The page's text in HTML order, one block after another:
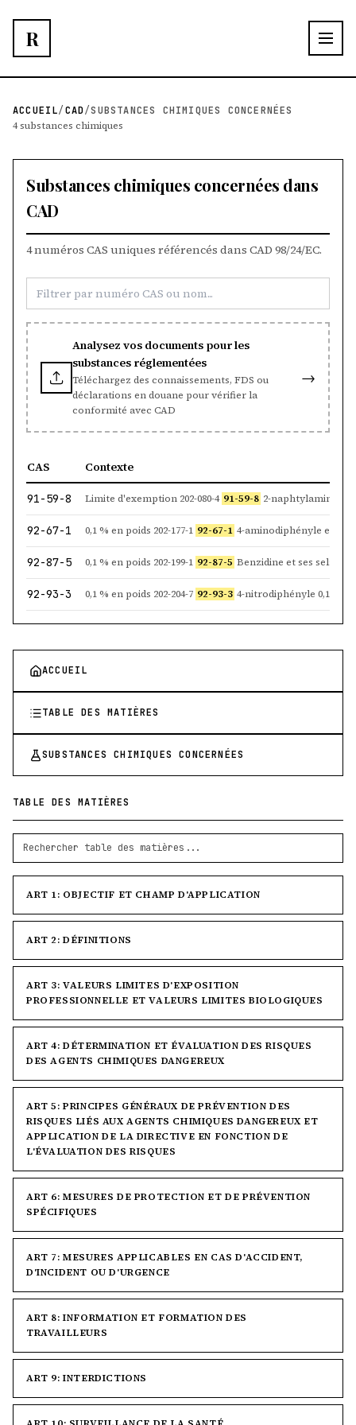
R
ACCUEIL/CAD/SUBSTANCES CHIMIQUES CONCERNÉES
4 substances chimiques
ACCUEIL
TABLE DES MATIÈRES
SUBSTANCES CHIMIQUES CONCERNÉES
TABLE DES MATIÈRES
ART 1: OBJECTIF ET CHAMP D'APPLICATION
ART 2: DÉFINITIONS
ART 3: VALEURS LIMITES D'EXPOSITION
PROFESSIONNELLE ET VALEURS LIMITES BIOLOGIQUES
ART 4: DÉTERMINATION ET ÉVALUATION DES RISQUES
DES AGENTS CHIMIQUES DANGEREUX
ART 5: PRINCIPES GÉNÉRAUX DE PRÉVENTION DES
RISQUES LIÉS AUX AGENTS CHIMIQUES DANGEREUX ET
APPLICATION DE LA DIRECTIVE EN FONCTION DE
L'ÉVALUATION DES RISQUES
ART 6: MESURES DE PROTECTION ET DE PRÉVENTION
SPÉCIFIQUES
ART 7: MESURES APPLICABLES EN CAS D'ACCIDENT,
D'INCIDENT OU D'URGENCE
ART 8: INFORMATION ET FORMATION DES
TRAVAILLEURS
ART 9: INTERDICTIONS
Substances chimiques concernées dans
CAD
4 numéros CAS uniques référencés dans CAD 98/24/EC.
Analysez vos documents pour les
substances réglementées
Téléchargez des connaissements, FDS ou
déclarations en douane pour vérifier la
conformité avec CAD
→
CAS Contexte
91-59-8 Limite d'exemption 202-080-4 91-59-8 2-naphtylamine et ses sels 0,1
92-67-1 0,1 % en poids 202-177-1 92-67-1 4-aminodiphényle et ses sels 0,1 %
92-87-5 0,1 % en poids 202-199-1 92-87-5 Benzidine et ses sels 0,1 %
92-93-3 0,1 % en poids 202-204-7 92-93-3 4-nitrodiphényle 0,1 %